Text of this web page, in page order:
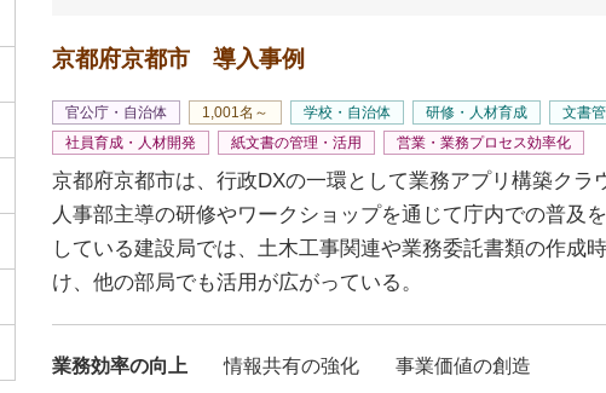
京都府京都市 導入事例
官公庁・自治体 1,001名～ 学校・自治体 研修・人材育成
文書
社員育成・人材開発
紙文書の管理・活用 営業・業務プロセス効率化
京都府京都市は、行政DXの一環として業務アプリ構築クラ
人事部主導の研修やワークショップを通じて庁内での普及
している建設局では、土木工事関連や業務委託書類の作成
け、他の部局でも活用が広がっている。
業務効率の向上 情報共有の強化 事業価値の創造